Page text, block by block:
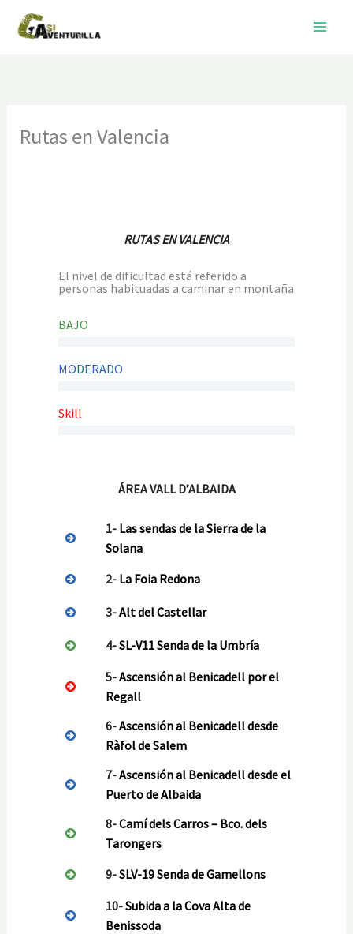
contenido
Rutas en Valencia
RUTAS EN VALENCIA
El nivel de dificultad está referido a
personas habituadas a caminar en montaña
BAJO
MODERADO
Skill
ÁREA VALL D’ALBAIDA
1- Las sendas de la Sierra de la
Solana
2- La Foia Redona
3-Alt del Castellar
4-SL-V11 Senda de la Umbría
5-Ascensión al Benicadell por el
Regall
6-Ascensión al Benicadell desde
Ràfol de Salem
7-Ascensión al Benicadell desde el
Puerto de Albaida
8-Camí dels Carros – Bco. dels
Tarongers
9-SLV-19 Senda de Gamellons
10-Subida a la Cova Alta de
Benissoda